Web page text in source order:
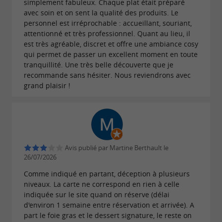
Inicio,un magnifique restaurant au cœur
d'un site emblématiqueà Carmaux
Vous serez sous le charme de ce bâtiment
auparavant connu sous le nom deTour de
Ciron, construit sur les vestiges d'un ancien
Son histoire est riche
d'abord la Maison du caissier où les mineurs
venaient chercher leur paye jusqu'en 1860, avant
de devenir un lieu de réception privilégié
comme son établissement, Yazmin est une
cheffe qui évolue au fil des années. Après des
études de cuisine au Mexique,elle a travaillé
aux côtés denombreux chefs réputés et
simplement fabuleux. Chaque plat était préparé
avec soin et on sent la qualité des produits. Le
personnel est irréprochable : accueillant, souriant,
attentionné et très professionnel. Quant au lieu, il
est très agréable, discret et offre une ambiance cosy
qui permet de passer un excellent moment en toute
tranquillité. Une très belle découverte que je
recommande sans hésiter. Nous reviendrons avec
grand plaisir !
Avis publié par Martine Berthault le
26/07/2026
Comme indiqué en partant, déception à plusieurs
niveaux. La carte ne correspond en rien à celle
indiquée sur le site quand on réserve (délai
d'environ 1 semaine entre réservation et arrivée). A
part le foie gras et le dessert signature, le reste on